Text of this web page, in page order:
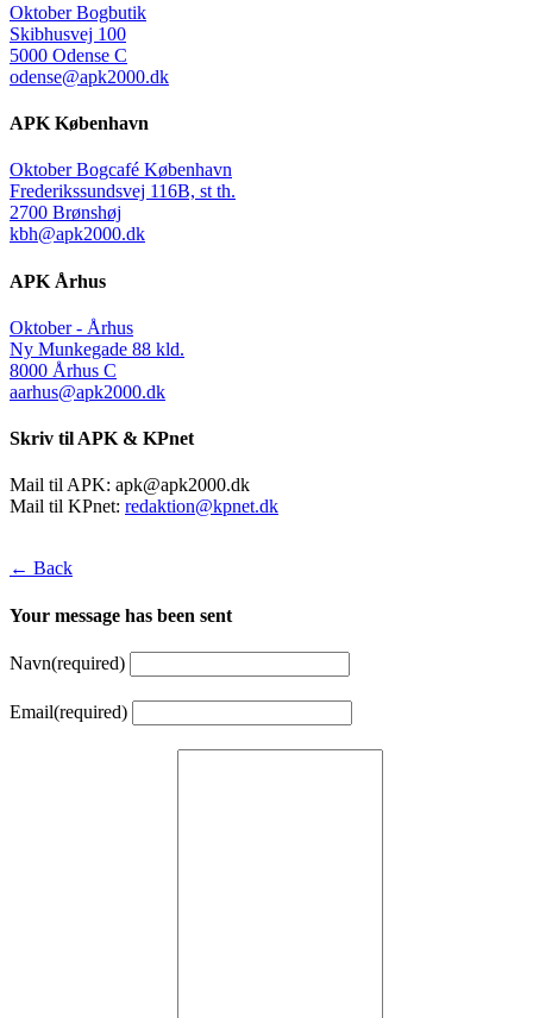
Oktober Bogbutik
Skibhusvej 100
5000 Odense C
odense@apk2000.dk
APK København
Oktober Bogcafé København
Frederikssundsvej 116B, st th.
2700 Brønshøj
kbh@apk2000.dk
APK Århus
Oktober - Århus
Ny Munkegade 88 kld.
8000 Århus C
aarhus@apk2000.dk
Skriv til APK & KPnet
Mail til APK: apk@apk2000.dk
Mail til KPnet: redaktion@kpnet.dk
← Back
Your message has been sent
Navn(required)
Email(required)